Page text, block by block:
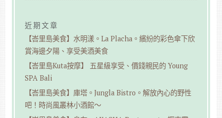
近期文章
【峇里島美食】水明漾。La Placha。繽紛的彩色傘下欣
賞海邊夕陽、享受美酒美食
【峇里島Kuta按摩】 五星級享受、價錢親民的 Young
SPA Bali
【峇里島美食】庫塔。Jungla Bistro。解放內心的野性
吧！時尚風叢林小酒館～